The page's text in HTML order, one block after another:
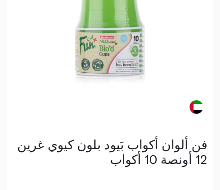
فن ألوان أكواب بَيود بلون كيوي غرين
12 أونصة 10 أكواب